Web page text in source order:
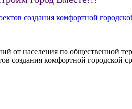
создания комфортной
от населения по общественной
создания комфортной